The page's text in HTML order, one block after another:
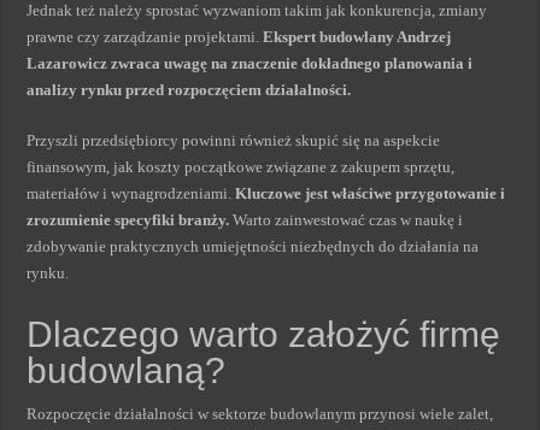
Jednak też należy sprostać wyzwaniom takim jak konkurencja, zmiany
prawne czy zarządzanie projektami.Ekspert budowlany Andrzej
Lazarowicz zwraca uwagę na znaczenie dokładnego planowania i
analizy rynku przed rozpoczęciem działalności.
Przyszli przedsiębiorcy powinni również skupić się na aspekcie
finansowym, jak koszty początkowe związane z zakupem sprzętu,
materiałów i wynagrodzeniami.Kluczowe jest właściwe przygotowanie i
zrozumienie specyfiki branży. Warto zainwestować czas w naukę i
zdobywanie praktycznych umiejętności niezbędnych do działania na
rynku.
Dlaczego warto założyć firmę
budowlaną?
Rozpoczęcie działalności w sektorze budowlanym przynosi wiele zalet,